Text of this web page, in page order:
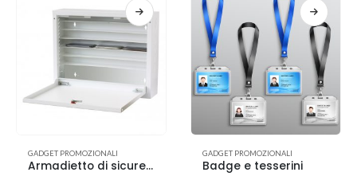
GADGET PROMOZIONALI
Armadietto di sicurezza in ferro per smartphone a parete
GADGET PROMOZIONALI
Badge e tesserini